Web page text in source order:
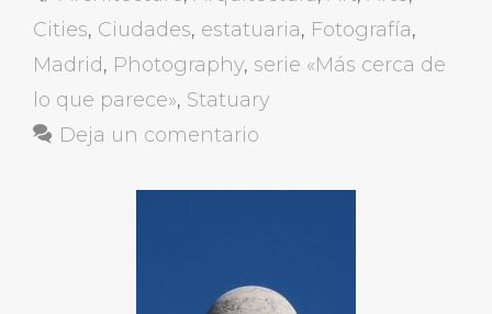
Cities, Ciudades, estatuaria, Fotografía,
Madrid, Photography, serie «Más cerca de
lo que parece», Statuary
Deja un comentario